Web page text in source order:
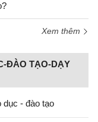
Xem thêm
ĐÀO TẠO-DẠY
dục - đào tạo